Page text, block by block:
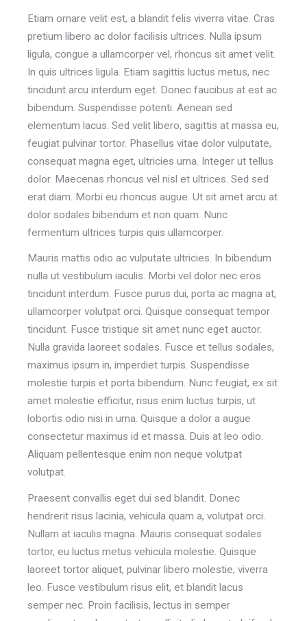
Etiam ornare velit est, a blandit felis viverra vitae. Cras
pretium libero ac dolor facilisis ultrices. Nulla ipsum
ligula, congue a ullamcorper vel, rhoncus sit amet velit.
In quis ultrices ligula. Etiam sagittis luctus metus, nec
tincidunt arcu interdum eget. Donec faucibus at est ac
bibendum. Suspendisse potenti. Aenean sed
elementum lacus. Sed velit libero, sagittis at massa eu,
feugiat pulvinar tortor. Phasellus vitae dolor vulputate,
consequat magna eget, ultricies urna. Integer ut tellus
dolor. Maecenas rhoncus vel nisl et ultrices. Sed sed
erat diam. Morbi eu rhoncus augue. Ut sit amet arcu at
dolor sodales bibendum et non quam. Nunc
fermentum ultrices turpis quis ullamcorper.
Mauris mattis odio ac vulputate ultricies. In bibendum
nulla ut vestibulum iaculis. Morbi vel dolor nec eros
tincidunt interdum. Fusce purus dui, porta ac magna at,
ullamcorper volutpat orci. Quisque consequat tempor
tincidunt. Fusce tristique sit amet nunc eget auctor.
Nulla gravida laoreet sodales. Fusce et tellus sodales,
maximus ipsum in, imperdiet turpis. Suspendisse
molestie turpis et porta bibendum. Nunc feugiat, ex sit
amet molestie efficitur, risus enim luctus turpis, ut
lobortis odio nisi in urna. Quisque a dolor a augue
consectetur maximus id et massa. Duis at leo odio.
Aliquam pellentesque enim non neque volutpat
volutpat.
Praesent convallis eget dui sed blandit. Donec
hendrerit risus lacinia, vehicula quam a, volutpat orci.
Nullam at iaculis magna. Mauris consequat sodales
tortor, eu luctus metus vehicula molestie. Quisque
laoreet tortor aliquet, pulvinar libero molestie, viverra
leo. Fusce vestibulum risus elit, et blandit lacus
semper nec. Proin facilisis, lectus in semper